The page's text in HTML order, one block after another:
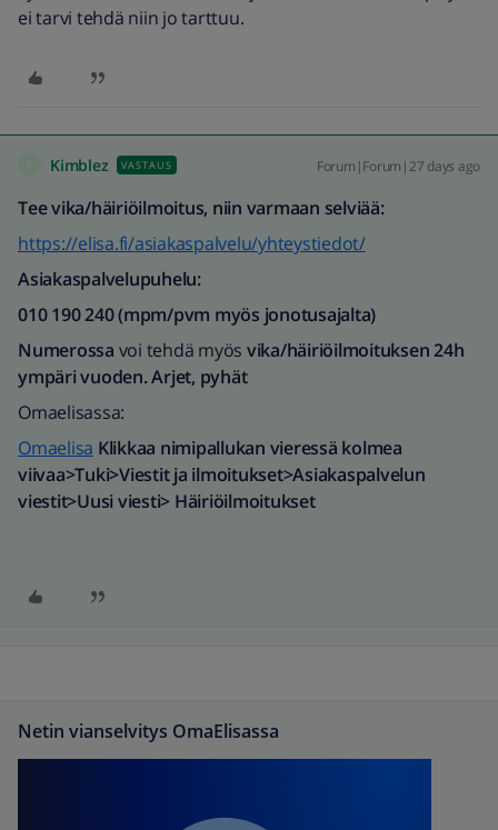
ei tarvi tehdä niin jo tarttuu.
Kimblez VASTAUS Forum|Forum|27 days ago
Tee vika/häiriöilmoitus, niin varmaan selviää:
https://elisa.fi/asiakaspalvelu/yhteystiedot/
Asiakaspalvelupuhelu:
010 190 240 (mpm/pvm myös jonotusajalta)​
Numerossa voi tehdä myös vika/häiriöilmoituksen24h
ympäri vuoden. Arjet, pyhät
Omaelisassa:
Omaelisa Klikkaa nimipallukan vieressä kolmea
viivaa>Tuki>Viestit ja ilmoitukset>Asiakaspalvelun
viestit>Uusi viesti> Häiriöilmoitukset
Netin vianselvitys OmaElisassa